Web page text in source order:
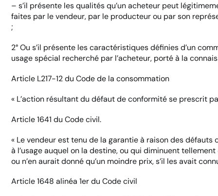
– s’il présente les qualités qu’un acheteur peut
faites par le vendeur, par le producteur ou par son
;
2° Ou s’il présente les caractéristiques définies d’un
usage spécial recherché par l’acheteur, porté à la
Article L217-12 du Code de la consommation
« L’action résultant du défaut de conformité se prescrit
Article 1641 du Code civil.
« Le vendeur est tenu de la garantie à raison des
à l’usage auquel on la destine, ou qui diminuent
ou n’en aurait donné qu’un moindre prix, s’il les avait
Article 1648 alinéa 1er du Code civil